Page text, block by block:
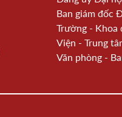
Ban giám đốc
Trường - Khoa
Viện - Trung
Văn phòng -